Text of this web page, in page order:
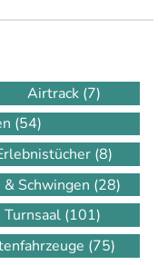
Airtrack (7)
(54)
(8)
& Schwingen (28)
Turnsaal (101)
(75)